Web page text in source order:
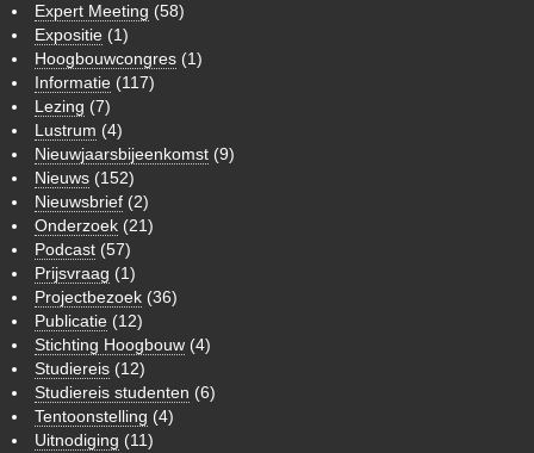
Expert Meeting (58)
Expositie (1)
Hoogbouwcongres (1)
Informatie (117)
Lezing (7)
Lustrum (4)
Nieuwjaarsbijeenkomst (9)
Nieuws (152)
Nieuwsbrief (2)
Onderzoek (21)
Podcast (57)
Prijsvraag (1)
Projectbezoek (36)
Publicatie (12)
Stichting Hoogbouw (4)
Studiereis (12)
Studiereis studenten (6)
Tentoonstelling (4)
Uitnodiging (11)